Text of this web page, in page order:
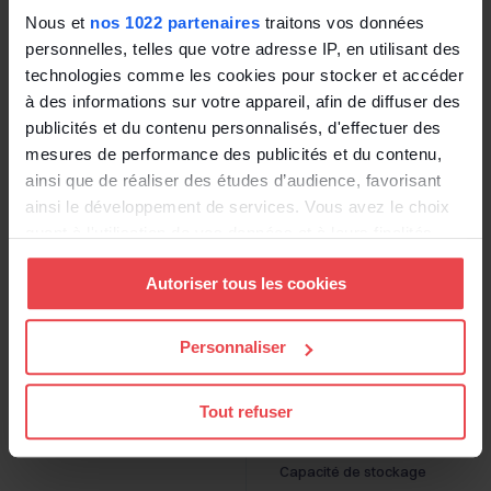
Nous et nos 1022 partenaires traitons vos données
personnelles, telles que votre adresse IP, en utilisant des
technologies comme les cookies pour stocker et accéder
à des informations sur votre appareil, afin de diffuser des
publicités et du contenu personnalisés, d'effectuer des
mesures de performance des publicités et du contenu,
ainsi que de réaliser des études d’audience, favorisant
ainsi le développement de services. Vous avez le choix
Vous pouvez modifier ou retirer votre consentement à
tout moment en consultant la Déclaration relative aux
cookies ou en cliquant sur l'icône de confidentialité.
géographique qui peuvent être précises à plusieurs
Identifier votre appareil en l'analysant activement
Autoriser tous les cookies
Personnaliser
Tout refuser
Essentiel
Premium
Premium+
Gestion des dates de
Premium
Premium+
Utilisation de BDESE online
Capacité de stockage